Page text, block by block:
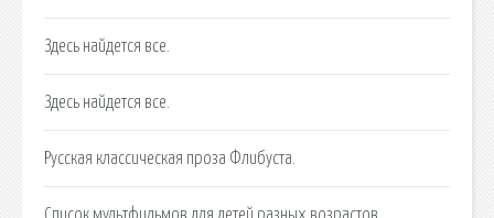
Здесь найдется все.
Здесь найдется все.
Русская классическая проза Флибуста.